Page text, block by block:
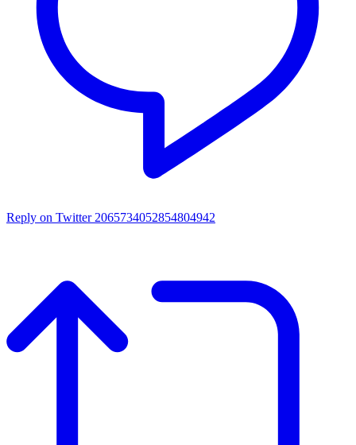
Reply on Twitter 2065734052854804942